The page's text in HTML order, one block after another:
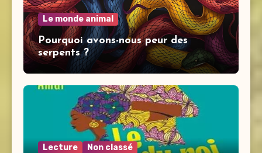
Le monde animal
Pourquoi avons-nous peur des
serpents ?
Lecture Non classé